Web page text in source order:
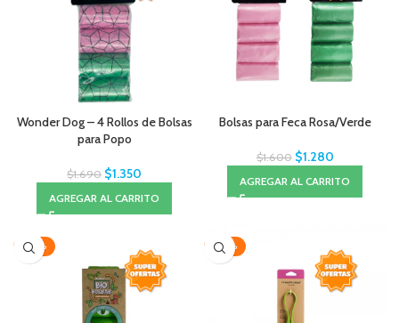
Wonder Dog – 4 Rollos de Bolsas
para Popo
$1.690 $1.350
AGREGAR AL CARRITO
Bolsas para Feca Rosa/Verde
$1.600 $1.280
AGREGAR AL CARRITO
-20% -20%